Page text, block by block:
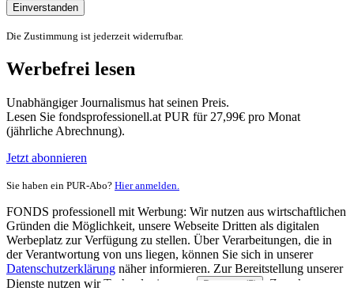
Einverstanden
Die Zustimmung ist jederzeit widerrufbar.
Werbefrei lesen
Unabhängiger Journalismus hat seinen Preis.
Lesen Sie fondsprofessionell.at PUR für 27,99€ pro Monat
(jährliche Abrechnung).
Jetzt abonnieren
Sie haben ein PUR-Abo? Hier anmelden.
FONDS professionell mit Werbung: Wir nutzen aus wirtschaftlichen
Gründen die Möglichkeit, unsere Webseite Dritten als digitalen
Werbeplatz zur Verfügung zu stellen. Über Verarbeitungen, die in
der Verantwortung von uns liegen, können Sie sich in unserer
Datenschutzerklärung näher informieren. Zur Bereitstellung unserer
Dienste nutzen wir Technologien von
Partnern (5)
. Zwecke: